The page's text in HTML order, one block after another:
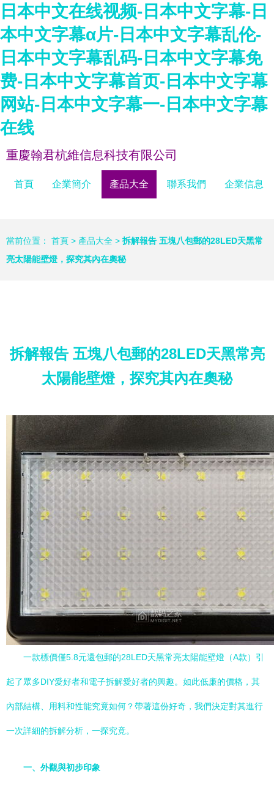
日本中文在线视频-日本中文字幕-日
本中文字幕α片-日本中文字幕乱伦-
日本中文字幕乱码-日本中文字幕免
费-日本中文字幕首页-日本中文字幕
网站-日本中文字幕一-日本中文字幕
在线
重慶翰君杭維信息科技有限公司
首頁 企業簡介 產品大全 聯系我們 企業信息
當前位置： 首頁 > 產品大全 > 拆解報告 五塊八包郵的28LED天黑常
亮太陽能壁燈，探究其內在奧秘
拆解報告 五塊八包郵的28LED天黑常亮
太陽能壁燈，探究其內在奧秘
一款標價僅5.8元還包郵的28LED天黑常亮太陽能壁燈（A款）引
起了眾多DIY愛好者和電子拆解愛好者的興趣。如此低廉的價格，其
內部結構、用料和性能究竟如何？帶著這份好奇，我們決定對其進行
一次詳細的拆解分析，一探究竟。
一、外觀與初步印象